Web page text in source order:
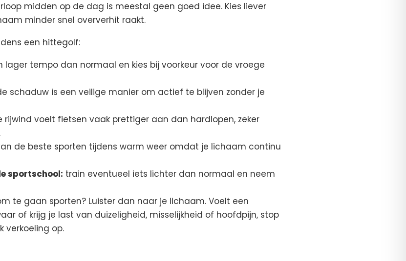
midden op de dag is meestal geen goed idee. Kies liever
minder snel oververhit raakt.
een hittegolf:
lager tempo dan normaal en kies bij voorkeur voor de vroege
schaduw is een veilige manier om actief te blijven zonder je
rijwind voelt fietsen vaak prettiger aan dan hardlopen, zeker
de beste sporten tijdens warm weer omdat je lichaam continu
sportschool: train eventueel iets lichter dan normaal en neem
te gaan sporten? Luister dan naar je lichaam. Voelt een
of krijg je last van duizeligheid, misselijkheid of hoofdpijn, stop
verkoeling op.